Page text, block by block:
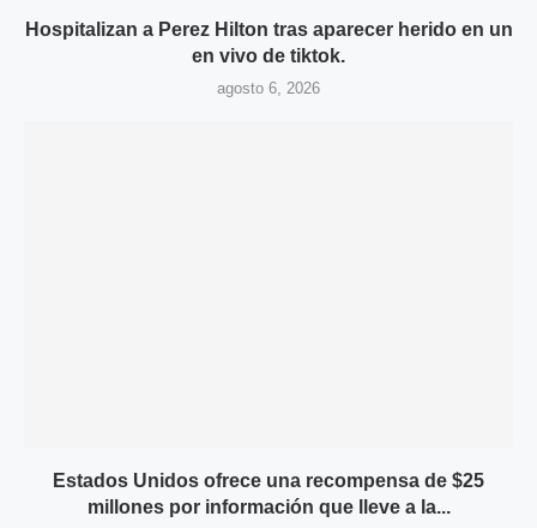
Hospitalizan a Perez Hilton tras aparecer herido en un
en vivo de tiktok.
agosto 6, 2026
Estados Unidos ofrece una recompensa de $25
millones por información que lleve a la...